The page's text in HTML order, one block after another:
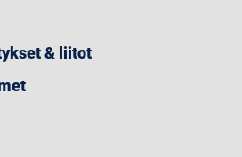
& liitot